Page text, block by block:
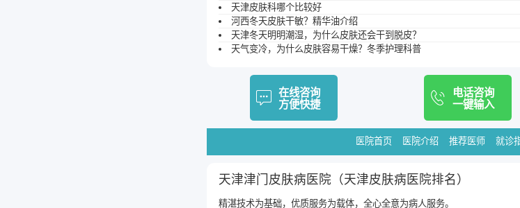
天津皮肤科哪个比较好
河西冬天皮肤干敏？精华油介绍
天津冬天明明潮湿，为什么皮肤还会干到脱皮？
天气变冷，为什么皮肤容易干燥？冬季护理科普
在线咨询
方便快捷
电话咨询
一键输入
医院首页 医院介绍 推荐医师 就诊
天津津门皮肤病医院（天津皮肤病医院排名）
精湛技术为基础，优质服务为载体，全心全意为病人服务。